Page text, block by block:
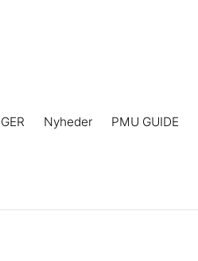
Nyheder PMU GUIDE